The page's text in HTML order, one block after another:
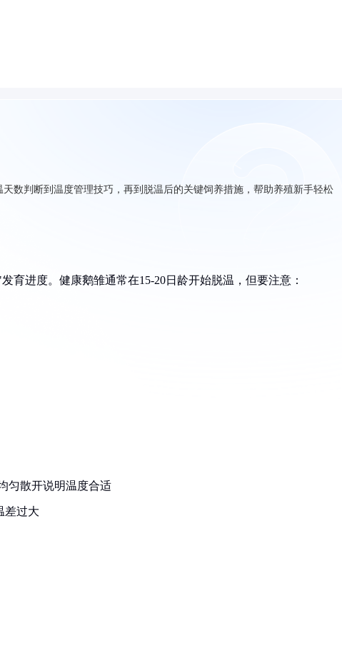
数判断到温度管理技巧，再到脱温后的关键饲养措施，帮助养殖新手轻松
育进度。健康鹅雏通常在15-20日龄开始脱温，但要注意：
匀散开说明温度合适
差过大